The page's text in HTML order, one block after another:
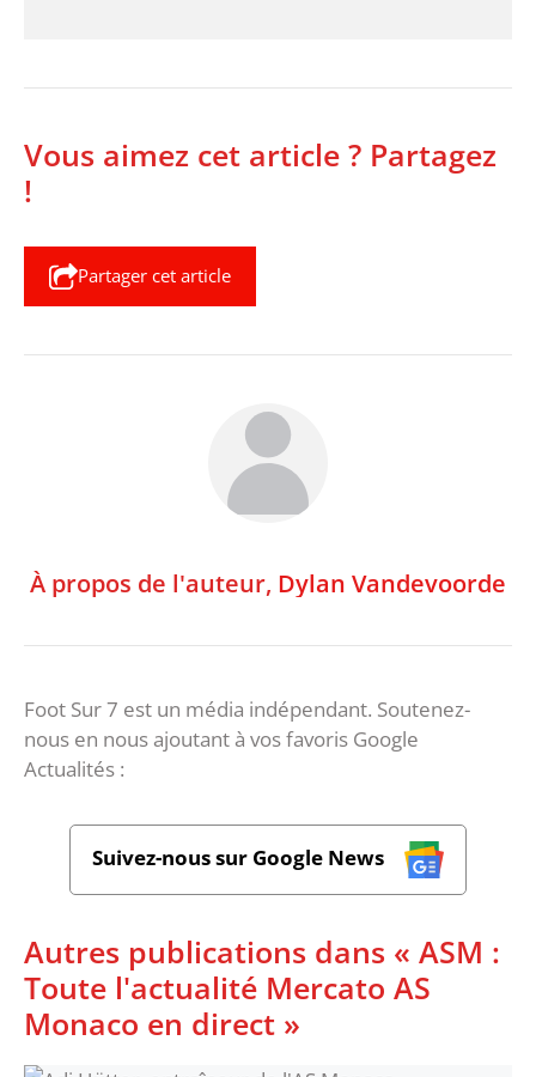
Vous aimez cet article ? Partagez
!
Partager cet article
À propos de l'auteur, Dylan Vandevoorde
Foot Sur 7 est un média indépendant. Soutenez-
nous en nous ajoutant à vos favoris Google
Actualités :
Suivez-nous sur Google News
Autres publications dans « ASM :
Toute l'actualité Mercato AS
Monaco en direct »